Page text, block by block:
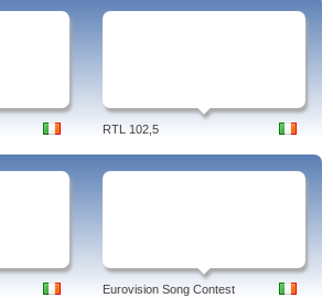
RTL 102,5
Eurovision Song Contest